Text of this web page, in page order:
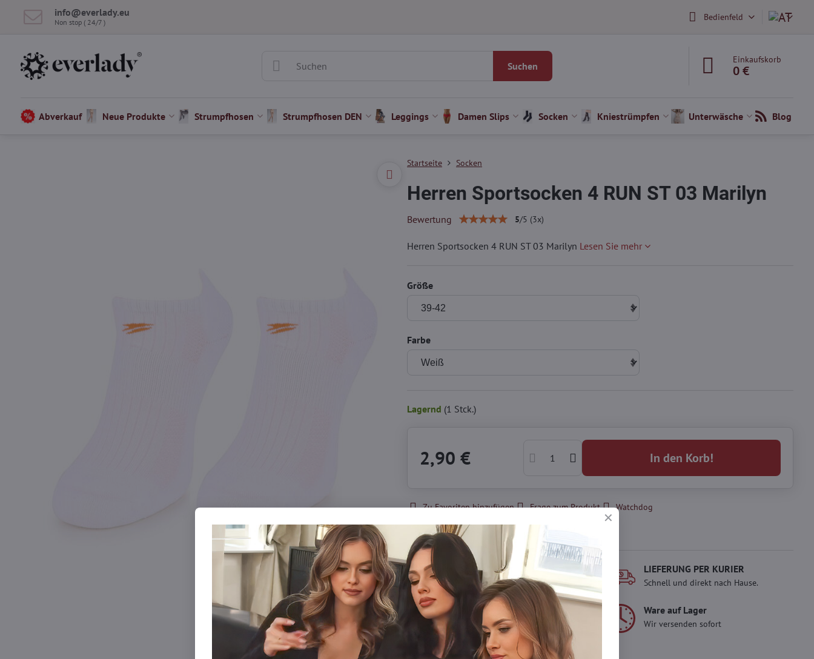
info​@everlady​.eu
Non stop ( 24/7 ) Bedienfeld
Suchen
Einkaufskorb
0 €
Abverkauf Neue Produkte Strumpfhosen Strumpfhosen DEN Leggings Damen Slips Socken Kniestrümpfen Unterwäsche Blog
Startseite Socken
Herren Sportsocken 4 RUN ST 03 Marilyn
Bewertung 5/5 (3x)
Herren Sportsocken 4 RUN ST 03 Marilyn Lesen Sie mehr
Größe
Farbe
Lagernd (1 Stck.)
2,90 € In den Korb!
Zu Favoriten hinzufügen Frage zum Produkt Watchdog
Produzent:MARILYN
KOSTENLOSER TRANSPORT
Für Bestellungen über 99,- EUR
LIEFERUNG PER KURIER
Schnell und direkt nach Hause.
SICHERE ZAHLUNGEN
Gesicherte Online-Zahlungen
Ware auf Lager
Wir versenden sofort
Werden Sie Teil von everlady